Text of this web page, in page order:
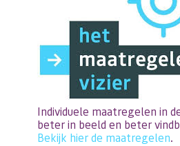
Individuele maatregelen in
beter in beeld en beter
Bekijk hier de maatregelen.